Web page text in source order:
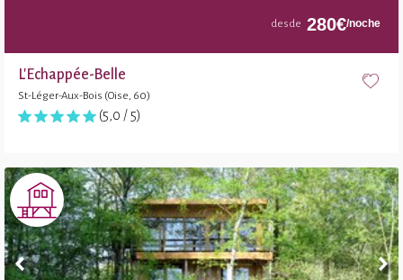
desde 280€/noche
L'Échappée-Belle
St-Léger-Aux-Bois (Oise, 60)
(5,0 / 5)